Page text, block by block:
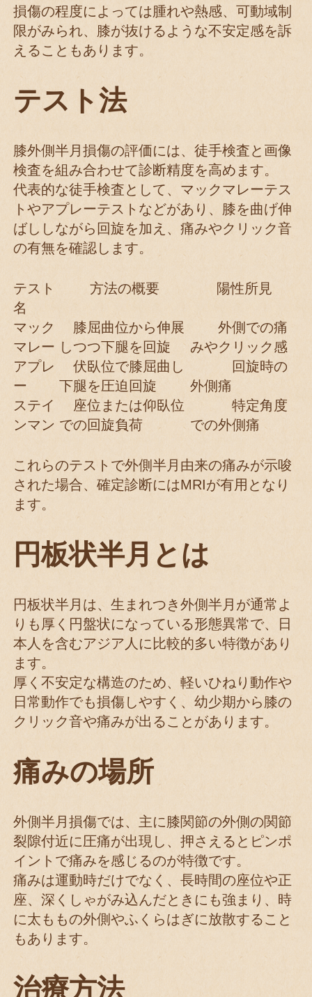
損傷の程度によっては腫れや熱感、可動域制
限がみられ、膝が抜けるような不安定感を訴
えることもあります。
テスト法
膝外側半月損傷の評価には、徒手検査と画像
検査を組み合わせて診断精度を高めます。
代表的な徒手検査として、マックマレーテス
トやアプレーテストなどがあり、膝を曲げ伸
ばししながら回旋を加え、痛みやクリック音
の有無を確認します。
テスト
名
方法の概要 陽性所見
マック
マレー
膝屈曲位から伸展
しつつ下腿を回旋
外側での痛
みやクリック感
アプレ
ー
伏臥位で膝屈曲し
下腿を圧迫回旋
回旋時の
外側痛
ステイ
ンマン
座位または仰臥位
での回旋負荷
特定角度
での外側痛
これらのテストで外側半月由来の痛みが示唆
された場合、確定診断にはMRIが有用となり
ます。
円板状半月とは
円板状半月は、生まれつき外側半月が通常よ
りも厚く円盤状になっている形態異常で、日
本人を含むアジア人に比較的多い特徴があり
ます。
厚く不安定な構造のため、軽いひねり動作や
日常動作でも損傷しやすく、幼少期から膝の
クリック音や痛みが出ることがあります。
痛みの場所
外側半月損傷では、主に膝関節の外側の関節
裂隙付近に圧痛が出現し、押さえるとピンポ
イントで痛みを感じるのが特徴です。
痛みは運動時だけでなく、長時間の座位や正
座、深くしゃがみ込んだときにも強まり、時
に太ももの外側やふくらはぎに放散すること
もあります。
治療方法